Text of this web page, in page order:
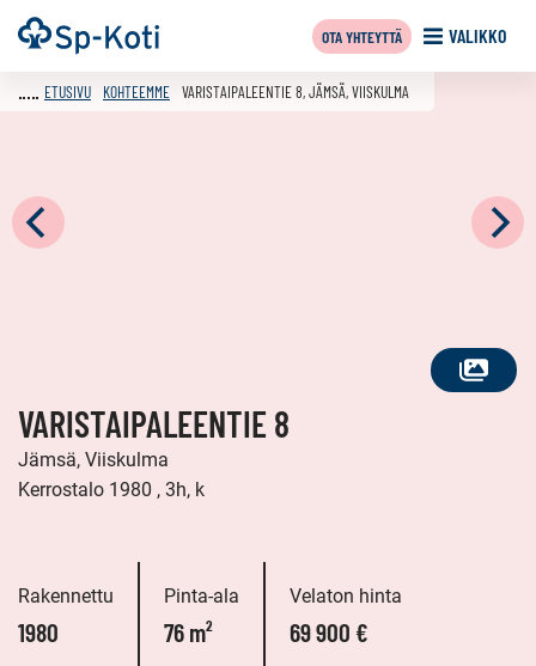
Siirry
sisältöön
Etusivu VALIKKO
OTA YHTEYTTÄ
KATSO
ETUSIVU KOHTEEMME VARISTAIPALEENTIE 8, JÄMSÄ, VIISKULMA
VARISTAIPALEENTIE 8
Jämsä, Viiskulma
Kerrostalo 1980 , 3h, k
Rakennettu
1980
Pinta-ala
76 m²
Velaton hinta
69 900 €